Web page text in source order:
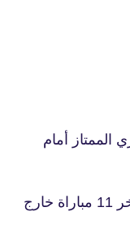
الممتاز أمام
بينما خسر تشيلسي اثنتين فقط من آخر 11 مباراة خارج